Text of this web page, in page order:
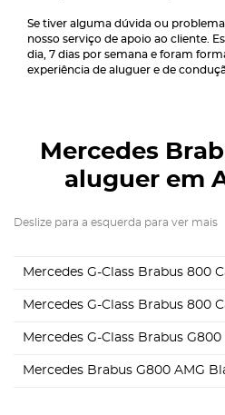
Se tiver alguma dúvida ou
nosso serviço de apoio ao cliente.
dia, 7 dias por semana e foram
experiência de aluguer e de
Mercedes
aluguer em
Deslize para a esquerda para ver mais
Mercedes G-Class Brabus 800
Mercedes G-Class Brabus 800
Mercedes G-Class Brabus
Mercedes Brabus G800 AMG